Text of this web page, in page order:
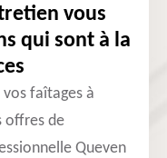
vous
qui sont à la
faîtages à
offres de
Queven